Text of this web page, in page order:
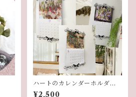
ハートのカレンダーホルダー
（単品）
¥2,500